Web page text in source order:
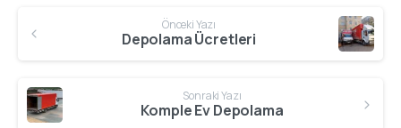
Önceki Yazı
Depolama Ücretleri
Sonraki Yazı
Komple Ev Depolama